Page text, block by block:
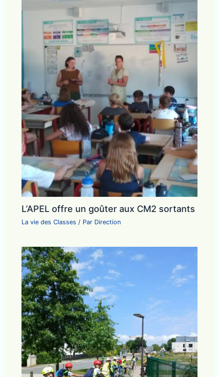
L’APEL offre un goûter aux CM2 sortants
La vie des Classes / Par Direction